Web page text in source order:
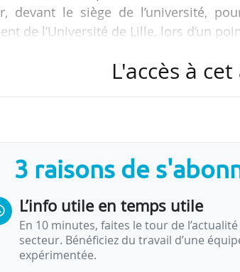
devant le siège de l’université,
de l’Université de Lille, lors d’un
le cadre de la journée de
prélever sur nos maigres réserves,
L'accès à
3 raisons de
L’info utile en temps utile
En 10 minutes, faites le tour de
secteur. Bénéficiez du travail d’une
expérimentée.